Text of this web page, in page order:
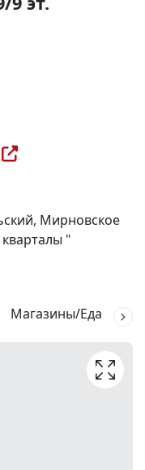
Мирновское
"
Магазины/Еда